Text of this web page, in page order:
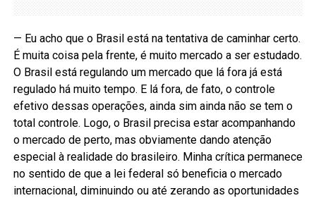
— Eu acho que o Brasil está na tentativa de caminhar certo.
É muita coisa pela frente, é muito mercado a ser estudado.
O Brasil está regulando um mercado que lá fora já está
regulado há muito tempo. E lá fora, de fato, o controle
efetivo dessas operações, ainda sim ainda não se tem o
total controle. Logo, o Brasil precisa estar acompanhando
o mercado de perto, mas obviamente dando atenção
especial à realidade do brasileiro. Minha crítica permanece
no sentido de que a lei federal só beneficia o mercado
internacional, diminuindo ou até zerando as oportunidades